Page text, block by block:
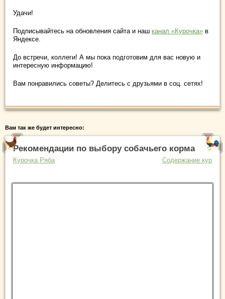
Удачи!
Подписывайтесь на обновления сайта и наш канал «Курочка» в
Яндексе.
До встречи, коллеги! А мы пока подготовим для вас новую и
интересную информацию!
Вам понравились советы? Делитесь с друзьями в соц. сетях!
Вам так же будет интересно:
Рекомендации по выбору собачьего корма
Курочка Ряба Содержание кур